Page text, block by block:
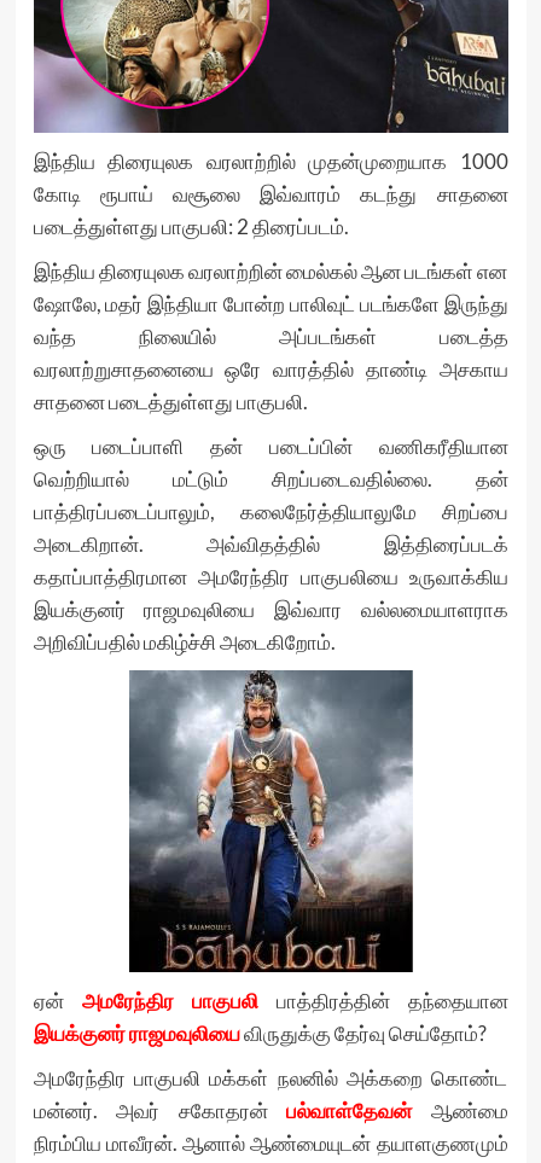
இந்திய திரையுலக வரலாற்றில் முதன்முறையாக 1000
கோடி ரூபாய் வசூலை இவ்வாரம் கடந்து சாதனை
படைத்துள்ளது பாகுபலி: 2 திரைப்படம்.
இந்திய திரையுலக வரலாற்றின் மைல்கல் ஆன படங்கள் என
ஷோலே, மதர் இந்தியா போன்ற பாலிவுட் படங்களே இருந்து
வந்த நிலையில் அப்படங்கள் படைத்த
வரலாற்றுசாதனையை ஒரே வாரத்தில் தாண்டி அசகாய
சாதனை படைத்துள்ளது பாகுபலி.
ஒரு படைப்பாளி தன் படைப்பின் வணிகரீதியான
வெற்றியால் மட்டும் சிறப்படைவதில்லை. தன்
பாத்திரப்படைப்பாலும், கலைநேர்த்தியாலுமே சிறப்பை
அடைகிறான். அவ்விதத்தில் இத்திரைப்படக்
கதாப்பாத்திரமான அமரேந்திர பாகுபலியை உருவாக்கிய
இயக்குனர் ராஜமவுலியை இவ்வார வல்லமையாளராக
அறிவிப்பதில் மகிழ்ச்சி அடைகிறோம்.
ஏன் அமரேந்திர பாகுபலிபாத்திரத்தின் தந்தையான
இயக்குனர்ராஜமவுலியைவிருதுக்கு தேர்வு செய்தோம்?
அமரேந்திர பாகுபலி மக்கள் நலனில் அக்கறை கொண்ட
மன்னர். அவர் சகோதரன் பல்வாள்தேவன்ஆண்மை
நிரம்பிய மாவீரன். ஆனால் ஆண்மையுடன் தயாளகுணமும்